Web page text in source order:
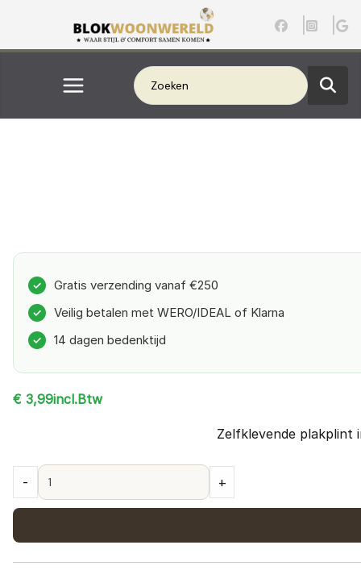
de
✓ Gratis verzending vanaf €250
✓ Veilig betalen met WERO/IDEAL of Klarna
✓ 14 dagen bedenktijd
€ 3,99incl.Btw
Zelfklevende plakplint
- +